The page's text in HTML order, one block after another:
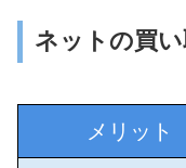
ネットの買
メリット